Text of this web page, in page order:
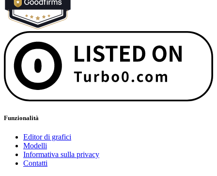
Funzionalità
Editor di grafici
Modelli
Informativa sulla privacy
Contatti